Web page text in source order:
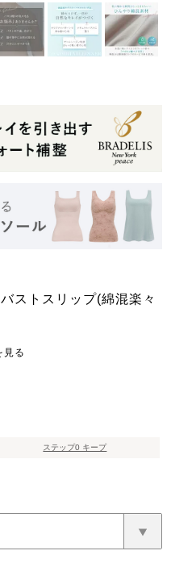
ストスリップ(綿混楽々
見る
ステップ0 キープ